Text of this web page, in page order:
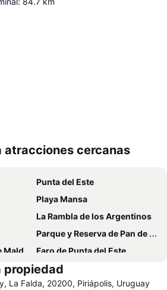
atracciones cercanas
Punta del Este
Playa Mansa
La Rambla de los Argentinos
Parque y Reserva de Pan de Azúcar
Faro de Punta del Este
Airport
La Mano
propiedad
La Falda, 20200, Piriápolis, Uruguay